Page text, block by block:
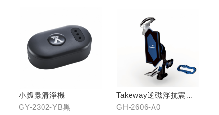
小瓢蟲清淨機
GY-2302-YB黑
Takeway逆磁浮抗震手
機架
GH-2606-A0